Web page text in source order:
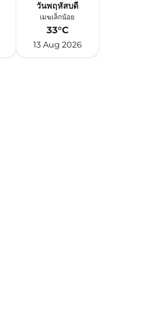
วันพฤหัสบดี
เมฆเล็กน้อย
33°C
13 Aug 2026